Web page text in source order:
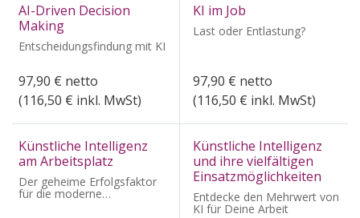
AI-Driven Decision
Making
Entscheidungsfindung mit KI
97,90 € netto
(116,50 € inkl. MwSt)
KI im Job
Last oder Entlastung?
97,90 € netto
(116,50 € inkl. MwSt)
Künstliche Intelligenz
am Arbeitsplatz
Der geheime Erfolgsfaktor
für die moderne
Künstliche Intelligenz
und ihre vielfältigen
Einsatzmöglichkeiten
Entdecke den Mehrwert von
KI für Deine Arbeit